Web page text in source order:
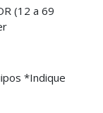
(12 a 69
*Indique